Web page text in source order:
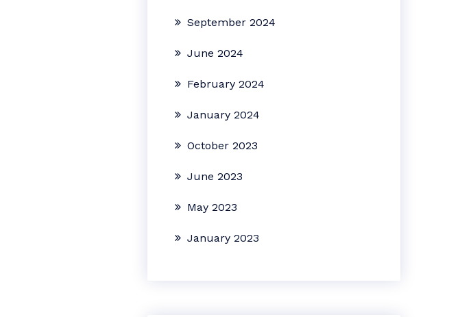
September 2024
June 2024
February 2024
January 2024
October 2023
June 2023
May 2023
January 2023